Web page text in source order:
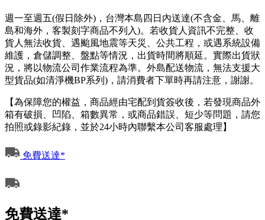
週一至週五(假日除外)，台灣本島四日內送達(不含金、馬、離
島和海外，客製刻字商品不列入)。若收貨人資訊不完整、收
貨人無法收貨、遇颱風地震等天災、公共工程，或遇系統設備
維護，倉儲調整、盤點等情況，出貨時間將順延。實際出貨狀
況，將以物流公司作業流程為準。外島配送物流，無法支援大
型貨品(如清淨機BP系列)，請消費者下單時再請注意，謝謝。
【為保障您的權益，商品經由宅配到貨簽收後，若發現商品外
箱有破損、凹陷、箱數異常，或商品錯誤、短少等問題，請您
拍照或錄影紀錄，並於24小時內聯繫本公司客服處理】
免費送達*
免費送達*